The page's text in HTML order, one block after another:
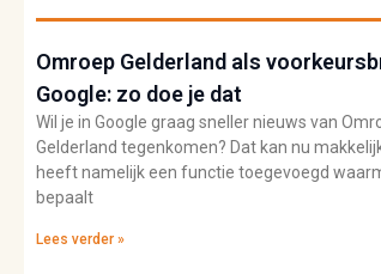
Omroep Gelderland als
Google: zo doe je dat
Wil je in Google graag sneller nieuws van
Gelderland tegenkomen? Dat kan nu
heeft namelijk een functie toegevoegd
bepaalt
Lees verder »